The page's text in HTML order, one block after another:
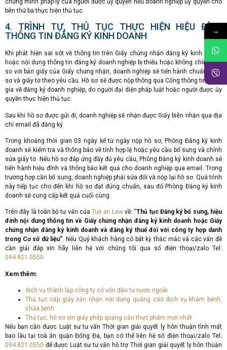
bên thứ ba thực hiện thủ tục.
4. TRÌNH TỰ, THỦ TỤC THỰC HIỆN HIỆU ĐÍNH
THÔNG TIN ĐĂNG KÝ KINH DOANH
Khi phát hiện sai sót về thông tin trên Giấy chứng nhận đăng ký kinh doanh
hoặc nội dung thông tin đăng ký doanh nghiệp bị thiếu hoặc không chính xác
so với bản giấy của Giấy chứng nhận, doanh nghiệp sẽ tiến hành chuẩn bị hồ
sơ và giấy tờ theo yêu cầu. Hồ sơ sẽ được nộp thông qua Cổng thông tin quốc
gia về đăng ký doanh nghiệp, do người đại diện pháp luật hoặc người được ủy
quyền thực hiện thủ tục.
Sau khi hồ sơ được gửi đi, doanh nghiệp sẽ nhận được Giấy biên nhận qua địa
chỉ email đã đăng ký.
Trong khoảng thời gian 03 ngày kể từ ngày nộp hồ sơ, Phòng Đăng ký kinh
doanh sẽ kiểm tra và thông báo về tính hợp lệ hoặc yêu cầu bổ sung và chỉnh
sửa giấy tờ. Nếu hồ sơ đáp ứng đầy đủ yêu cầu, Phòng Đăng ký kinh doanh sẽ
tiến hành hiệu đính và thông báo kết quả cho doanh nghiệp qua email. Trong
trường hợp cần bổ sung, doanh nghiệp phải sửa đổi và nộp lại hồ sơ. Quá trình
này tiếp tục cho đến khi hồ sơ đạt đúng chuẩn, sau đó Phòng Đăng ký kinh
doanh sẽ cung cấp kết quả cuối cùng.
Trên đây là toàn bộ tư vấn của Tuệ an Lawvề: “Thủ tục Đăng ký bổ sung, hiệu
đính nội dung thông tin về Giấy chứng nhận đăng ký kinh doanh hoặc Giấy
chứng nhận đăng ký kinh doanh và đăng ký thuế đối với công ty hợp danh
trong Cơ sở dữ liệu”. Nếu Quý khách hàng có bất kỳ thắc mắc và các vấn đề
cần giải đáp xin hãy liên hệ với chúng tôi qua số điện thoại/zalo Tel:
094.821.0550
Xem thêm:
dịch vụ thành lập công ty có vốn đầu tư nước ngoài
Thủ tục cấp giấy xác nhận nội dung quảng cáo dịch vụ khám bệnh,
chữa bệnh
Thủ tục, hồ sơ xin giấy phép quảng cáo thực phẩm mới nhất
Nếu bạn cần được Luật sư tư vấn Thời gian giải quyết ly hôn thuận tình mất
bao lâu tại toà án quận Đống Đa, bạn có thể liên hệ số điện thoại/zalo Tel:
094.821.0550 để được Luật sư tư vấn hỗ trợ Thời gian giải quyết ly hôn thuận
→